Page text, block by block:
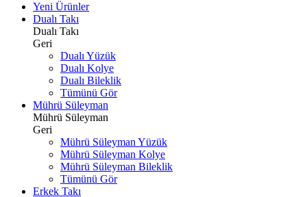
Yeni Ürünler
Dualı Takı
Dualı Takı
Geri
Dualı Yüzük
Dualı Kolye
Dualı Bileklik
Tümünü Gör
Mührü Süleyman
Mührü Süleyman
Geri
Mührü Süleyman Yüzük
Mührü Süleyman Kolye
Mührü Süleyman Bileklik
Tümünü Gör
Erkek Takı